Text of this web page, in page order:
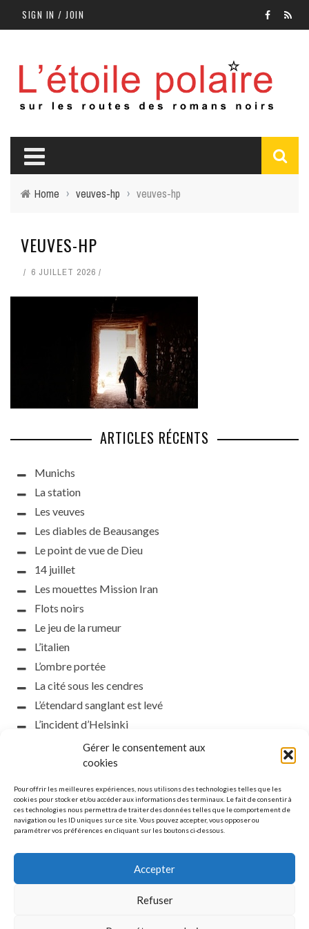
Gérer le consentement aux
cookies
Pour offrir les meilleures expériences, nous utilisons des technologies telles que les
cookies pour stocker et/ou accéder aux informations des terminaux. Le fait de consentir à
ces technologies nous permettra de traiter des données telles que le comportement de
navigation ou les ID uniques sur ce site. Vous pouvez accepter, vous opposer ou
paramétrer vos préférences en cliquant sur les boutons ci-dessous.
Accepter
Refuser
SIGN IN / JOIN
Home › veuves-hp › veuves-hp
VEUVES-HP
6 JUILLET 2026
ARTICLES RÉCENTS
Munichs
La station
Les veuves
Les diables de Beausanges
Le point de vue de Dieu
14 juillet
Les mouettes Mission Iran
Flots noirs
Le jeu de la rumeur
L’italien
L’ombre portée
La cité sous les cendres
L’étendard sanglant est levé
L’incident d’Helsinki
la petite fasciste
Toutes les nuances de la nuit
Que s’obscurcissent le soleil et la lumière
Le silence